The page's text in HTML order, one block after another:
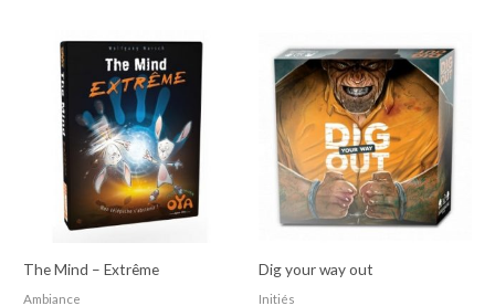
The Mind – Extrême
Ambiance
Dig your way out
Initiés